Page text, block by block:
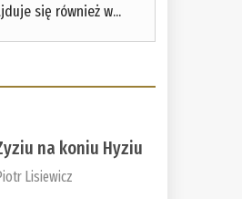
się również w...
na koniu Hyziu
Lisiewicz